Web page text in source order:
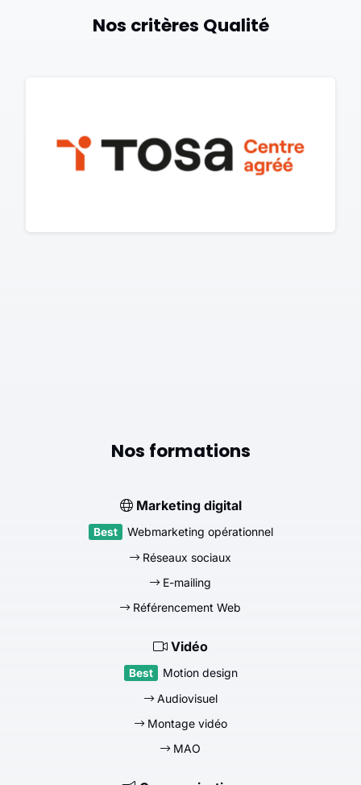
Nos critères Qualité
Nos formations
Marketing digital
Webmarketing opérationnel
Réseaux sociaux
E-mailing
Référencement Web
Vidéo
Motion design
Audiovisuel
Montage vidéo
MAO